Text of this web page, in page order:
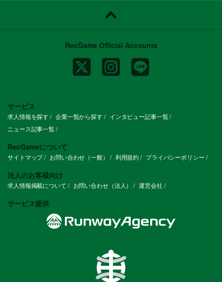
RecGame Official Accounts
サービス
求人情報を探す 企業一覧から探す
インタビュー記事一覧
ニュース記事一覧
RecGameについて
サイトマップ お問い合わせ（一般） 利用規約 プライバシーポリシー
法人のお客様向け
求人情報掲載について お問い合わせ（法人） 運営会社
サービス提供